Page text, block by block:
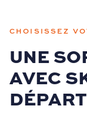
CHOISISSEZ
UNE
AVEC